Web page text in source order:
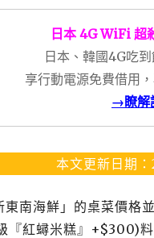
日本 4G WiFi 超
日本、韓國4G吃
享行動電源免費借用
→瞭解
本文更新日期
南海鮮」的桌菜價格
紅蟳米糕』+$300)料